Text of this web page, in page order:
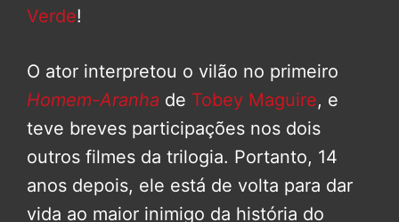
Verde!
O ator interpretou o vilão no primeiro
Homem-Aranha de Tobey Maguire, e
teve breves participações nos dois
outros filmes da trilogia. Portanto, 14
anos depois, ele está de volta para dar
vida ao maior inimigo da história do